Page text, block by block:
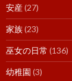
安産(27)
家族(23)
巫女の日常 (136)
幼稚園 (3)